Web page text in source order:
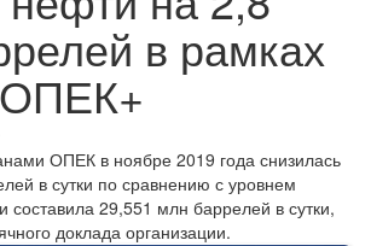
в рамках
ОПЕК в ноябре 2019 года снизилась
в сутки по сравнению с уровнем
составила 29,551 млн баррелей в сутки,
доклада организации.